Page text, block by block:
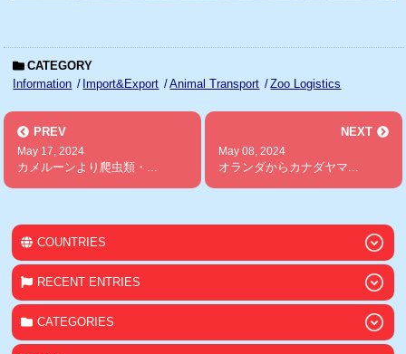
CATEGORY
Information
Import&Export Animal Transport Zoo Logistics
PREV
May 17, 2024
カメルーンより爬虫類・...
NEXT
May 08, 2024
オランダからカナダヤマ...
COUNTRIES
RECENT ENTRIES
CATEGORIES